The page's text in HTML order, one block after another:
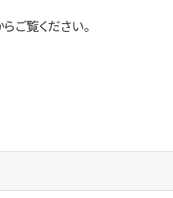
ご覧ください。